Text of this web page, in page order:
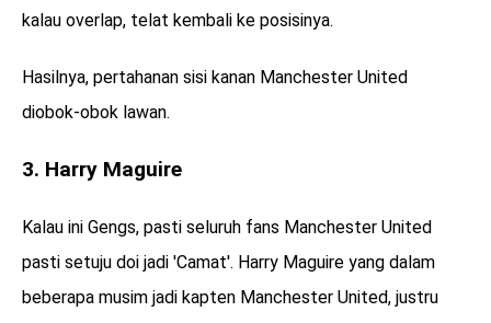
kalau overlap, telat kembali ke posisinya.
Hasilnya, pertahanan sisi kanan Manchester United
diobok-obok lawan.
3. Harry Maguire
Kalau ini Gengs, pasti seluruh fans Manchester United
pasti setuju doi jadi 'Camat'. Harry Maguire yang dalam
beberapa musim jadi kapten Manchester United, justru